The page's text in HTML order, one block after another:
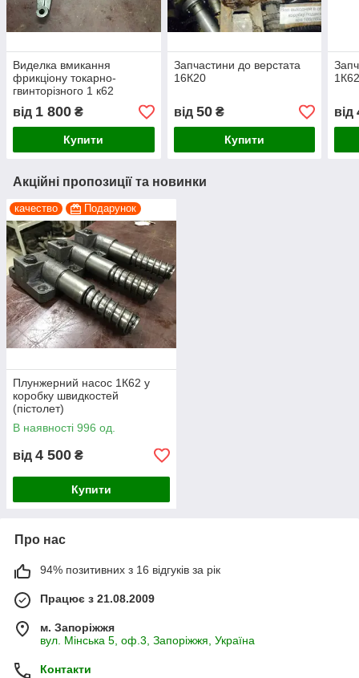
Виделка вмикання
фрикціону токарно-
гвинторізного 1 к62
від 1 800 ₴
Купити
Запчастини до верстата
16К20
від 50₴
Купити
від
Акційні пропозиції та новинки
качество Подарунок
Плунжерний насос 1К62 у
коробку швидкостей
(пістолет)
В наявності 996 од.
від 4 500 ₴
Купити
Про нас
94% позитивних з 16 відгуків за рік
Працює з 21.08.2009
м. Запоріжжя
вул. Мінська 5, оф.3, Запоріжжя, Україна
Контакти